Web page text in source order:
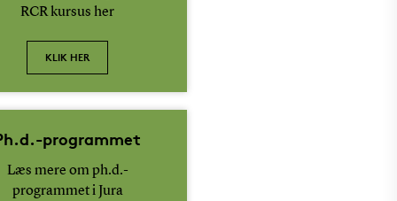
RCR kursus her
KLIK HER
programmet
Læs mere om ph.d.-
programmet i Jura